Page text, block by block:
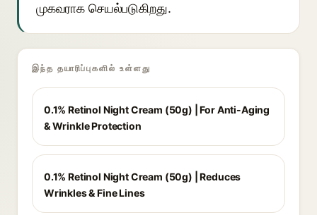
முகவராக செயல்படுகிறது.
இந்த தயாரிப்புகளில் உள்ளது
0.1% Retinol Night Cream (50g) | For Anti-Aging
& Wrinkle Protection
0.1% Retinol Night Cream (50g) | Reduces
Wrinkles & Fine Lines